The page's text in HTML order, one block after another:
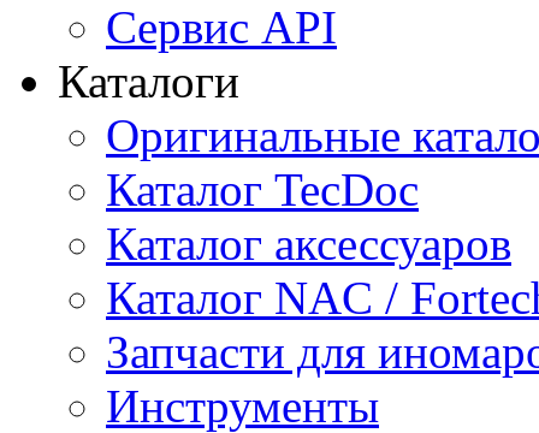
Сервис API
Каталоги
Оригинальные
Каталог TecDoc
Каталог аксессуаров
Каталог NAC /
Запчасти для
Инструменты